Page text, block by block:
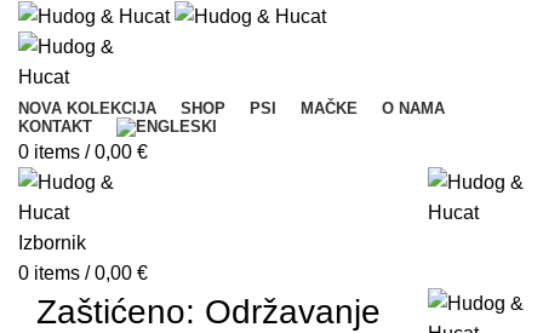
NOVA KOLEKCIJA SHOP PSI MAČKE
O NAMA
KONTAKT
0 items / 0,00 €
Izbornik
0 items / 0,00 €
Zaštićeno: Održavanje